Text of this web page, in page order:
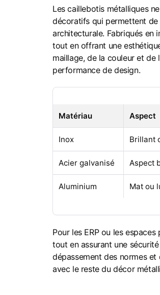
Les caillebotis métalliques
décoratifs qui permettent de
architecturale. Fabriqués en
tout en offrant une
maillage, de la couleur et
performance de design.
Matériau Aspect
Inox Brillant
Acier galvanisé Aspect
Aluminium Mat ou
Pour les ERP ou les
tout en assurant une
dépassement des normes
avec le reste du décor